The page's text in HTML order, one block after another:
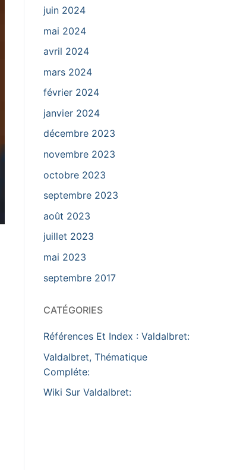
juin 2024
mai 2024
avril 2024
mars 2024
février 2024
janvier 2024
décembre 2023
novembre 2023
octobre 2023
septembre 2023
août 2023
juillet 2023
mai 2023
septembre 2017
CATÉGORIES
Références Et Index : Valdalbret:
Valdalbret, Thématique
Compléte:
Wiki Sur Valdalbret: